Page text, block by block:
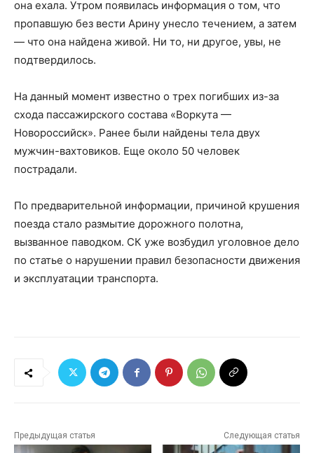
она ехала. Утром появилась информация о том, что
пропавшую без вести Арину унесло течением, а затем
— что она найдена живой. Ни то, ни другое, увы, не
подтвердилось.
На данный момент известно о трех погибших из-за
схода пассажирского состава «Воркута —
Новороссийск». Ранее были найдены тела двух
мужчин-вахтовиков. Еще около 50 человек
пострадали.
По предварительной информации, причиной крушения
поезда стало размытие дорожного полотна,
вызванное паводком. СК уже возбудил уголовное дело
по статье о нарушении правил безопасности движения
и эксплуатации транспорта.
Предыдущая статья Следующая статья